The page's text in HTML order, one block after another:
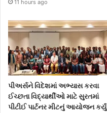
11 hours ago
પીઅર્સને વિદેશમાં અભ્યાસ કરવા
ઈચ્છતા વિદ્યાર્થીઓ માટે સુરતમાં
પીટીઈ પાર્ટનર મીટનું આયોજન કર્યું